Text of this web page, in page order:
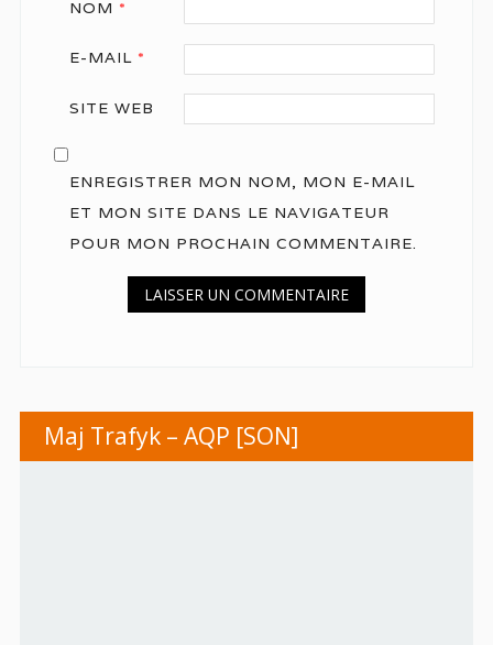
NOM *
E-MAIL *
SITE WEB
ENREGISTRER MON NOM, MON E-MAIL
ET MON SITE DANS LE NAVIGATEUR
POUR MON PROCHAIN COMMENTAIRE.
Maj Trafyk – AQP [SON]